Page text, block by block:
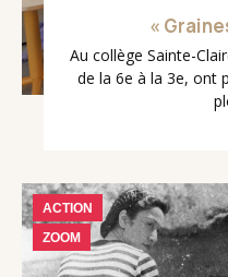
«
Au collège Sainte-
de la 6e à la 3e, ont
ACTION
ZOOM